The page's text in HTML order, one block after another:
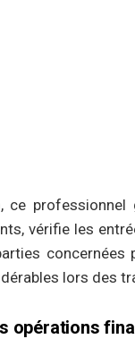
ce professionnel
vérifie les
concernées
lors des
opérations